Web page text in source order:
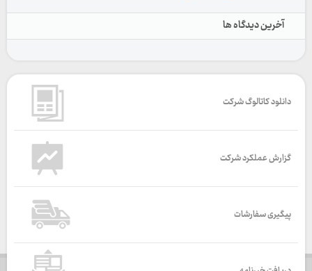
آخرین دیدگاه ها
دانلود کاتالوگ شرکت
گزارش عملکرد شرکت
پیگیری سفارشات